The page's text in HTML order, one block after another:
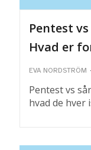
Pentest
Hvad er
EVA NORDSTRÖM
Pentest vs
hvad de